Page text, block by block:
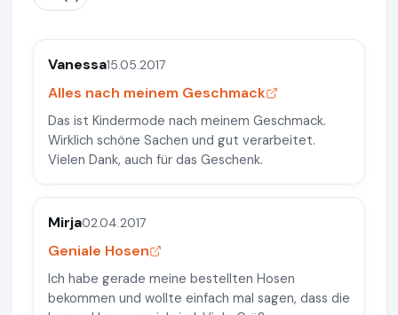
Vanessa15.05.2017
Alles nach meinem Geschmack
Das ist Kindermode nach meinem Geschmack.
Wirklich schöne Sachen und gut verarbeitet.
Vielen Dank, auch für das Geschenk.
Mirja02.04.2017
Geniale Hosen
Ich habe gerade meine bestellten Hosen
bekommen und wollte einfach mal sagen, dass die